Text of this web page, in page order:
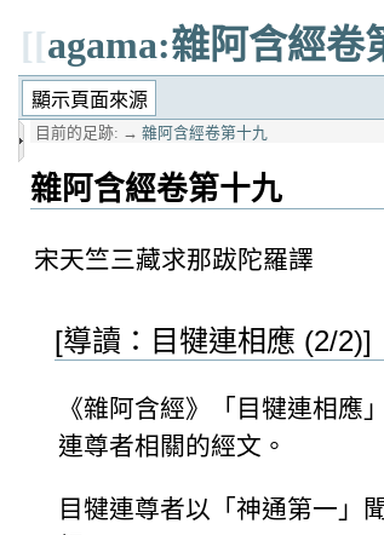
[[agama:雜阿含經卷
目前的足跡: → 雜阿含經卷第十九
雜阿含經卷第十九
宋天竺三藏求那跋陀羅譯
[導讀：目犍連相應 (2/2)]
《雜阿含經》「目犍連相應
連尊者相關的經文。
目犍連尊者以「神通第一」